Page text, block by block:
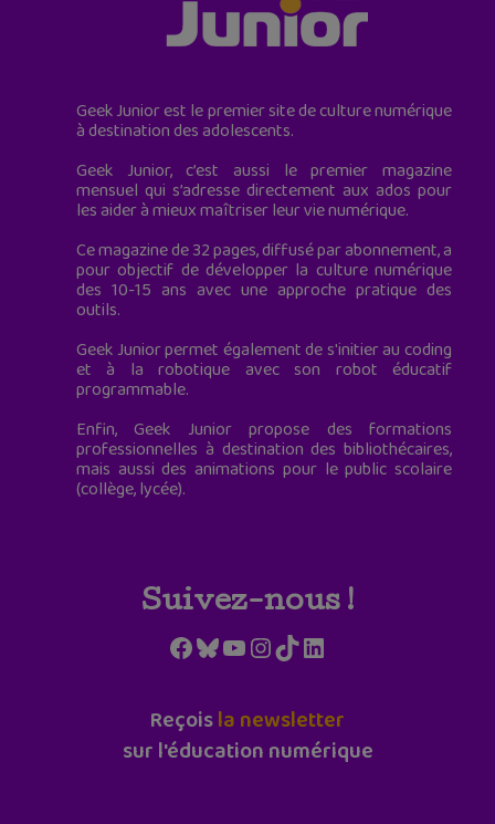
Geek Junior est le premier site de culture numérique
à destination des adolescents.
Geek Junior, c’est aussi le premier magazine
mensuel qui s’adresse directement aux ados pour
les aider à mieux maîtriser leur vie numérique.
Ce magazine de 32 pages, diffusé par abonnement, a
pour objectif de développer la culture numérique
des 10-15 ans avec une approche pratique des
outils.
Geek Junior permet également de s'initier au coding
et à la robotique avec son robot éducatif
programmable.
Enfin, Geek Junior propose des formations
professionnelles à destination des bibliothécaires,
mais aussi des animations pour le public scolaire
(collège, lycée).
Suivez-nous !
Facebook
Bluesky
YouTube
Instagram
TikTokLinkedIn
Reçoisla newsletter
sur l'éducation numérique